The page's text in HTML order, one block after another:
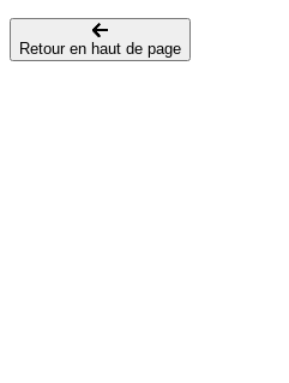
Retour en haut de page